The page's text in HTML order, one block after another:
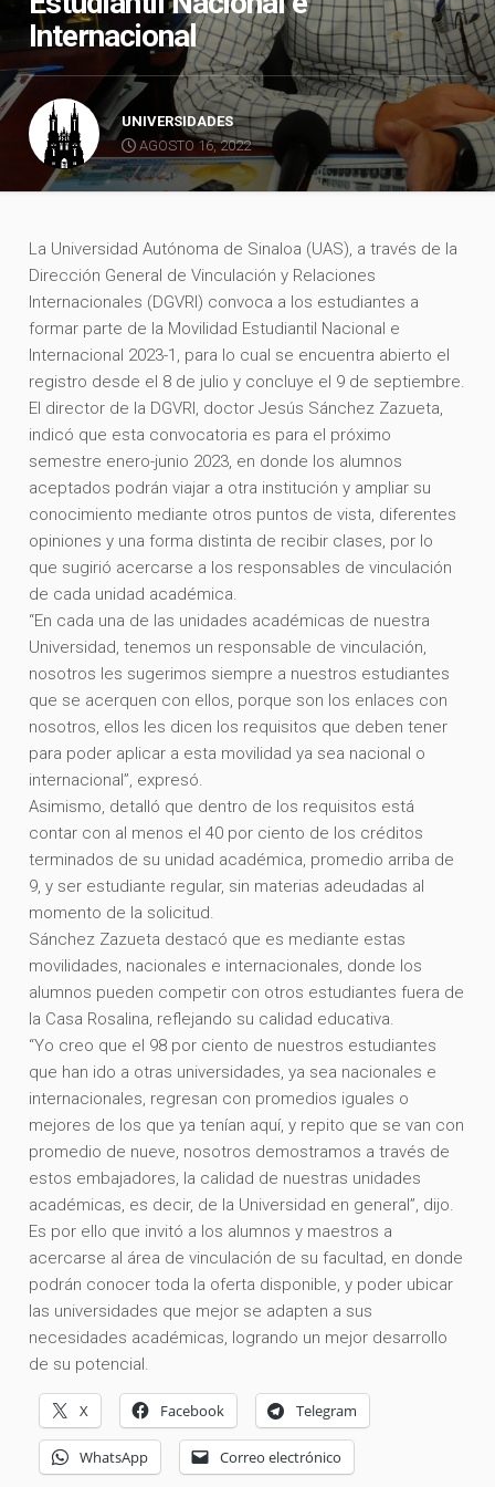
Internacional
UNIVERSIDADES
AGOSTO 16, 2022
La Universidad Autónoma de Sinaloa (UAS), a través de la
Dirección General de Vinculación y Relaciones
Internacionales (DGVRI) convoca a los estudiantes a
formar parte de la Movilidad Estudiantil Nacional e
Internacional 2023-1, para lo cual se encuentra abierto el
registro desde el 8 de julio y concluye el 9 de septiembre.
El director de la DGVRI, doctor Jesús Sánchez Zazueta,
indicó que esta convocatoria es para el próximo
semestre enero-junio 2023, en donde los alumnos
aceptados podrán viajar a otra institución y ampliar su
conocimiento mediante otros puntos de vista, diferentes
opiniones y una forma distinta de recibir clases, por lo
que sugirió acercarse a los responsables de vinculación
de cada unidad académica.
“En cada una de las unidades académicas de nuestra
Universidad, tenemos un responsable de vinculación,
nosotros les sugerimos siempre a nuestros estudiantes
que se acerquen con ellos, porque son los enlaces con
nosotros, ellos les dicen los requisitos que deben tener
para poder aplicar a esta movilidad ya sea nacional o
internacional”, expresó.
Asimismo, detalló que dentro de los requisitos está
contar con al menos el 40 por ciento de los créditos
terminados de su unidad académica, promedio arriba de
9, y ser estudiante regular, sin materias adeudadas al
momento de la solicitud.
Sánchez Zazueta destacó que es mediante estas
movilidades, nacionales e internacionales, donde los
alumnos pueden competir con otros estudiantes fuera de
la Casa Rosalina, reflejando su calidad educativa.
“Yo creo que el 98 por ciento de nuestros estudiantes
que han ido a otras universidades, ya sea nacionales e
internacionales, regresan con promedios iguales o
mejores de los que ya tenían aquí, y repito que se van con
promedio de nueve, nosotros demostramos a través de
estos embajadores, la calidad de nuestras unidades
académicas, es decir, de la Universidad en general”, dijo.
Es por ello que invitó a los alumnos y maestros a
acercarse al área de vinculación de su facultad, en donde
podrán conocer toda la oferta disponible, y poder ubicar
las universidades que mejor se adapten a sus
necesidades académicas, logrando un mejor desarrollo
de su potencial.
X Facebook Telegram
WhatsApp Correo electrónico